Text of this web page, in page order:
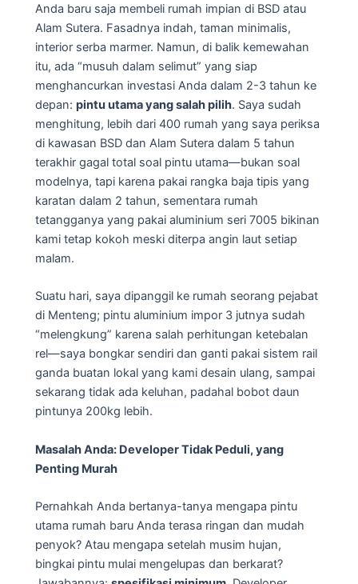
Anda baru saja membeli rumah impian di BSD atau
Alam Sutera. Fasadnya indah, taman minimalis,
interior serba marmer. Namun, di balik kemewahan
itu, ada “musuh dalam selimut” yang siap
menghancurkan investasi Anda dalam 2-3 tahun ke
depan: pintu utama yang salah pilih. Saya sudah
menghitung, lebih dari 400 rumah yang saya periksa
di kawasan BSD dan Alam Sutera dalam 5 tahun
terakhir gagal total soal pintu utama—bukan soal
modelnya, tapi karena pakai rangka baja tipis yang
karatan dalam 2 tahun, sementara rumah
tetangganya yang pakai aluminium seri 7005 bikinan
kami tetap kokoh meski diterpa angin laut setiap
malam.
Suatu hari, saya dipanggil ke rumah seorang pejabat
di Menteng; pintu aluminium impor 3 jutnya sudah
“melengkung” karena salah perhitungan ketebalan
rel—saya bongkar sendiri dan ganti pakai sistem rail
ganda buatan lokal yang kami desain ulang, sampai
sekarang tidak ada keluhan, padahal bobot daun
pintunya 200kg lebih.
Masalah Anda: Developer Tidak Peduli, yang
Penting Murah
Pernahkah Anda bertanya-tanya mengapa pintu
utama rumah baru Anda terasa ringan dan mudah
penyok? Atau mengapa setelah musim hujan,
bingkai pintu mulai mengelupas dan berkarat?